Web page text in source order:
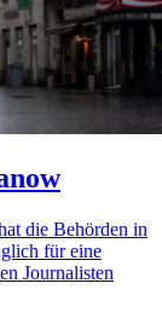
die Behörden in
für eine
Journalisten